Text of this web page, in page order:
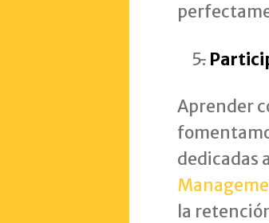
Aprender
dedicadas
la